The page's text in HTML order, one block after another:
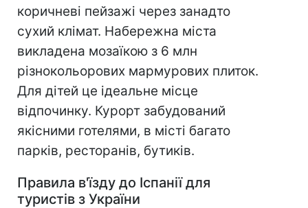
коричневі пейзажі через занадто
сухий клімат. Набережна міста
викладена мозаїкою з 6 млн
різнокольорових мармурових плиток.
Для дітей це ідеальне місце
відпочинку. Курорт забудований
якісними готелями, в місті багато
парків, ресторанів, бутиків.
Правила в'їзду до Іспанії для
туристів з України